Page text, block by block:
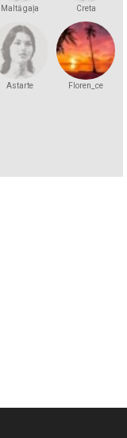
Maltā gaļa Creta
Astarte Floren_ce